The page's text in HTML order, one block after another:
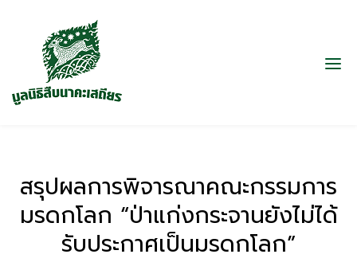
สรุปผลการพิจารณาคณะกรรมการ
มรดกโลก “ป่าแก่งกระจานยังไม่ได้
รับประกาศเป็นมรดกโลก”